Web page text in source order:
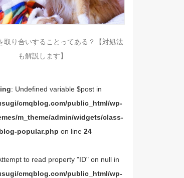
取り合いすることってある？【対処法
も解説します】
: Undefined variable $post in
cmqblog.com/public_html/wp-
m_theme/admin/widgets/class-
popular.php on line24
to read property "ID" on null in
cmqblog.com/public_html/wp-